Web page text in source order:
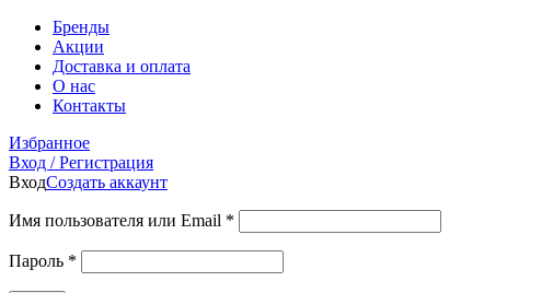
Бренды
Акции
Доставка и оплата
О нас
Контакты
Избранное
Вход / Регистрация
ВходСоздать аккаунт
Имя пользователя или Email *
Пароль *